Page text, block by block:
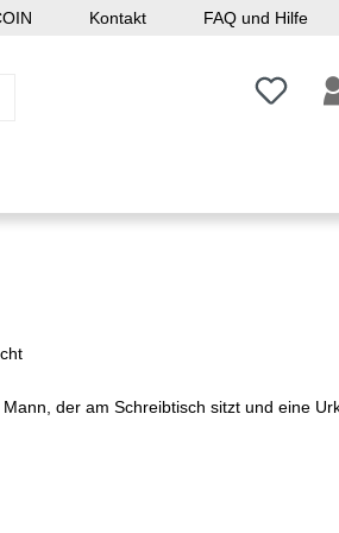
Kontakt FAQ und Hilfe
Du